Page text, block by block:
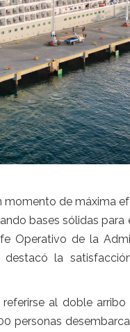
de máxima
bases sólidas
Operativo de la
la
al doble
personas